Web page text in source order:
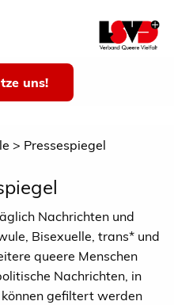
uns!
Pressespiegel
Nachrichten und
Bisexuelle, trans* und
queere Menschen
Nachrichten, in
gefiltert werden